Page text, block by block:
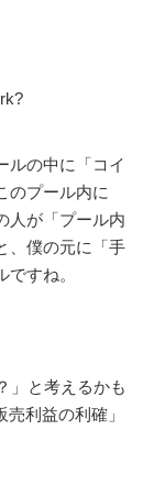
ルの中に「コイ
のプール内に
人が「プール内
、僕の元に「手
すね。
」と考えるかも
利益の利確」